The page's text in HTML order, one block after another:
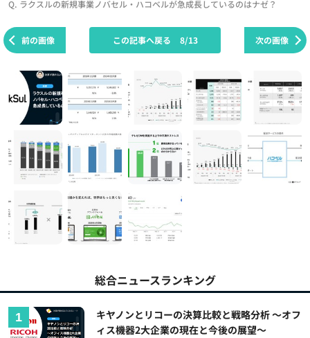
Q. ラクスルの新規事業ノバセル・ハコベルが急成長しているのはナゼ？
前の画像 次の画像
この記事へ戻る 8/13
総合ニュースランキング
キヤノンとリコーの決算比較と戦略分析 ～オフ
ィス機器2大企業の現在と今後の展望～